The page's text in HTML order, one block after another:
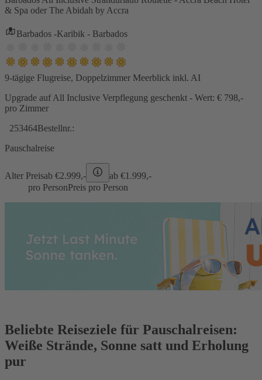
& Spa oder The Abidah by Accra
Barbados -Karibik - Barbados
9-tägige Flugreise, Doppelzimmer Meerblick inkl. AI
Upgrade auf All Inclusive Verpflegung geschenkt - Wert: € 798,-
pro Zimmer
253464Bestellnr.:
Pauschalreise
Alter Preisab €2.999,- ab €1.999,-
pro PersonPreis pro Person
Beliebte Reiseziele für Pauschalreisen:
Weiße Strände, Sonne satt und Erholung
pur